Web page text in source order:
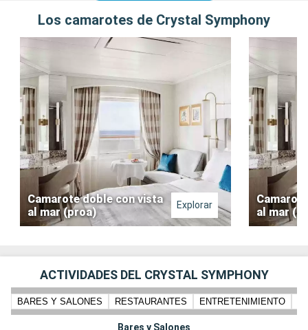
Los camarotes de Crystal Symphony
Camarote doble con vista
al mar (proa)
Explorar
al mar
ACTIVIDADES DEL CRYSTAL SYMPHONY
BARES Y SALONES RESTAURANTES ENTRETENIMIENTO
Bares y Salones